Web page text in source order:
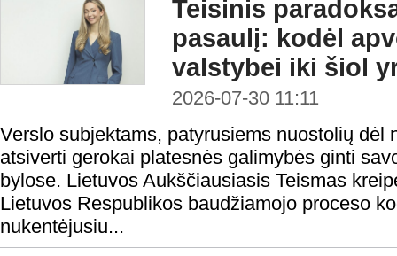
Teisinis
pasaulį: kodėl
valstybei iki šiol
2026-07-30 11:11
Verslo subjektams, patyrusiems nuostolių dėl
atsiverti gerokai platesnės galimybės ginti
bylose. Lietuvos Aukščiausiasis Teismas
Lietuvos Respublikos baudžiamojo proceso
nukentėjusiu...